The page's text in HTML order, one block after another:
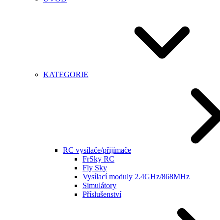
KATEGORIE
RC vysílače/přijímače
FrSky RC
Fly Sky
Vysílací moduly 2.4GHz/868MHz
Simulátory
Příslušenství